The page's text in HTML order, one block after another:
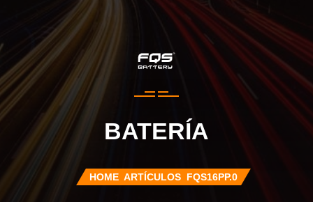
BATERÍA
HOME ARTÍCULOS FQS16PP.0